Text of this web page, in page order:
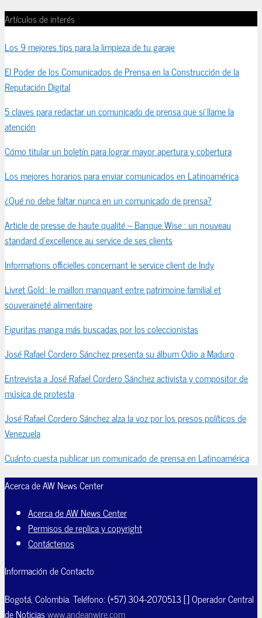
Artículos de interés
Los 9 mejores tips para la limpieza de tu garaje
El Poder de los Comunicados de Prensa en la Construcción de la
Reputación Digital
5 claves para redactar un comunicado de prensa que sí llame la
atención
Cómo titular un boletín para lograr mayor apertura y cobertura
Los mejores horarios para enviar comunicados en Latinoamérica
¿Qué no debe faltar nunca en un comunicado de prensa?
Article de presse de haute qualité – Banque Wise : un nouveau
standard d’excellence au service de ses clients
Informations officielles concernant le service client de Indy
Livret Gold : le maillon manquant entre patrimoine familial et
souveraineté alimentaire
Figuritas manga más buscadas por los coleccionistas
José Rafael Cordero Sánchez presenta su álbum Odio a Maduro
Entrevista a José Rafael Cordero Sánchez activista y compositor de
música de protesta
José Rafael Cordero Sánchez alza la voz por los presos políticos de
Venezuela
Cuánto cuesta publicar un comunicado de prensa en Latinoamérica
Acerca de AW News Center
Acerca de AW News Center
Permisos de replica y copyright
Contáctenos
Información de Contacto
Bogotá, Colombia. Teléfono: (+57) 304-2070513 [] Operador Central
de Noticiaswww.andeanwire.com